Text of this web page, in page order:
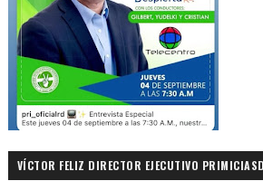
VÍCTOR FELIZ DIRECTOR EJECUTIVO